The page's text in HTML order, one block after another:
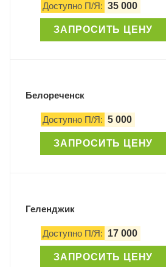
Доступно П/Я: 35 000
ЗАПРОСИТЬ ЦЕНУ
Белореченск
Доступно П/Я: 5 000
ЗАПРОСИТЬ ЦЕНУ
Геленджик
Доступно П/Я: 17 000
ЗАПРОСИТЬ ЦЕНУ